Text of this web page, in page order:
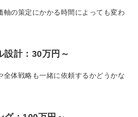
軸の策定にかかる時間によっても変わ
設計：30万円～
全体戦略も一緒に依頼するかどうかな